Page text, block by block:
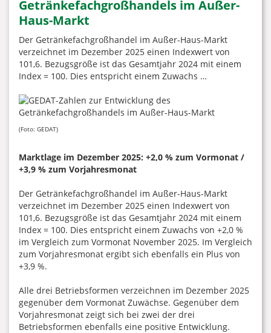
Getränkefachgroßhandels im Außer-
Haus-Markt
Der Getränkefachgroßhandel im Außer-Haus-Markt
verzeichnet im Dezember 2025 einen Indexwert von
101,6. Bezugsgröße ist das Gesamtjahr 2024 mit einem
Index = 100. Dies entspricht einem Zuwachs …
(Foto: GEDAT)
Marktlage im Dezember 2025: +2,0 % zum Vormonat /
+3,9 % zum Vorjahresmonat
Der Getränkefachgroßhandel im Außer-Haus-Markt
verzeichnet im Dezember 2025 einen Indexwert von
101,6. Bezugsgröße ist das Gesamtjahr 2024 mit einem
Index = 100. Dies entspricht einem Zuwachs von +2,0 %
im Vergleich zum Vormonat November 2025. Im Vergleich
zum Vorjahresmonat ergibt sich ebenfalls ein Plus von
+3,9 %.
Alle drei Betriebsformen verzeichnen im Dezember 2025
gegenüber dem Vormonat Zuwächse. Gegenüber dem
Vorjahresmonat zeigt sich bei zwei der drei
Betriebsformen ebenfalls eine positive Entwicklung.